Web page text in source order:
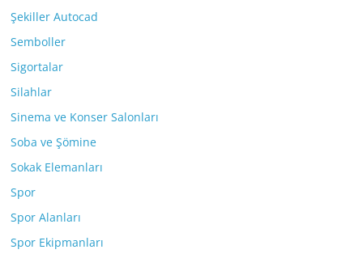
Şekiller Autocad
Semboller
Sigortalar
Silahlar
Sinema ve Konser Salonları
Soba ve Şömine
Sokak Elemanları
Spor
Spor Alanları
Spor Ekipmanları